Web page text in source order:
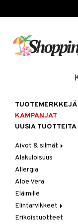
TUOTEMERKKEJÄ
KAMPANJAT
UUSIA TUOTTEITA
Aivot & silmät
Muisti
Rasvahapot
Silmät
Alakuloisuus
Allergia
Aloe Vera
Eläimille
Elintarvikkeet
Hedelmät &
Erikoistuotteet